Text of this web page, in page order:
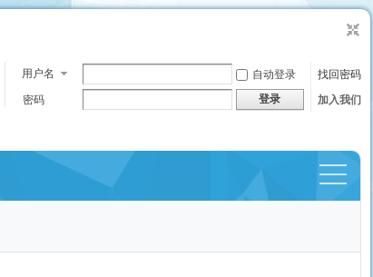
用户名 自动登录
找回密码
密码
登录 加入我们